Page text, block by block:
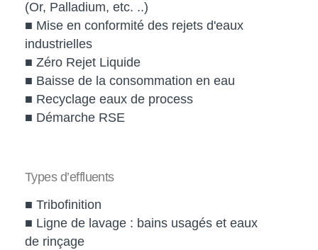
(Or, Palladium, etc. ..)
■ Mise en conformité des rejets d'eaux
industrielles
■ Zéro Rejet Liquide
■ Baisse de la consommation en eau
■ Recyclage eaux de process
■ Démarche RSE
Types d’effluents
■ Tribofinition
■ Ligne de lavage : bains usagés et eaux
de rinçage